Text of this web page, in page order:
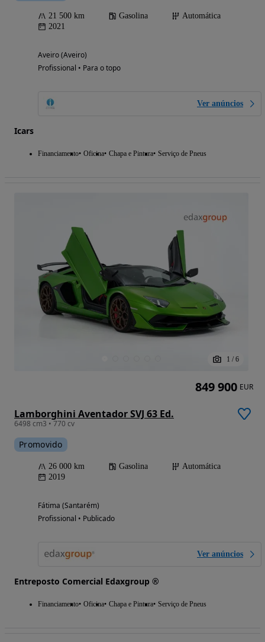
21 500 km Gasolina
Automática
2021
Aveiro (Aveiro)
Profissional • Para o topo
Ver anúncios
Icars
Financiamento Oficina Chapa e Pintura Serviço de Pneus
1 / 6
Lamborghini Aventador SVJ 63 Ed.
6498 cm3 • 770 cv
Promovido
26 000 km Gasolina
Automática
2019
Fátima (Santarém)
Profissional • Publicado
Ver anúncios
Entreposto Comercial Edaxgroup ®
Financiamento Oficina Chapa e Pintura Serviço de Pneus
849 900 EUR